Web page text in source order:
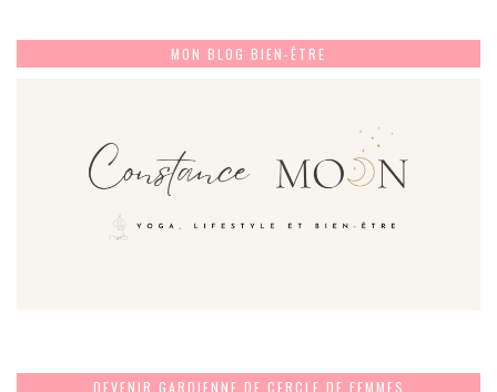
MON BLOG BIEN-ÊTRE
DEVENIR GARDIENNE DE CERCLE DE FEMMES